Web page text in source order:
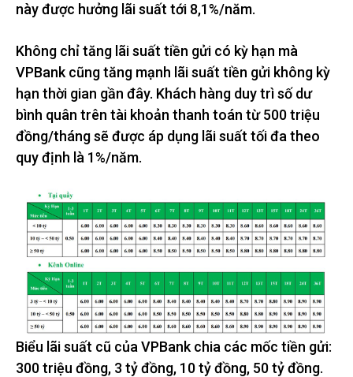
này được hưởng lãi suất tới 8,1%/năm.
Không chỉ tăng lãi suất tiền gửi có kỳ hạn mà
VPBank cũng tăng mạnh lãi suất tiền gửi không kỳ
hạn thời gian gần đây. Khách hàng duy trì số dư
bình quân trên tài khoản thanh toán từ 500 triệu
đồng/tháng sẽ được áp dụng lãi suất tối đa theo
quy định là 1%/năm.
Biểu lãi suất cũ của VPBank chia các mốc tiền gửi:
300 triệu đồng, 3 tỷ đồng, 10 tỷ đồng, 50 tỷ đồng.